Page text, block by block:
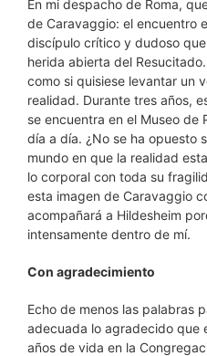
En mi despacho de Roma,
de Caravaggio: el encuentro
discípulo crítico y dudoso
herida abierta del
como si quisiese levantar un
realidad. Durante tres años,
se encuentra en el Museo de
día a día. ¿No se ha opuesto
mundo en que la realidad
lo corporal con toda su
esta imagen de Caravaggio
acompañará a Hildesheim
intensamente dentro de mí.
Con agradecimiento
Echo de menos las palabras
adecuada lo agradecido que
años de vida en la